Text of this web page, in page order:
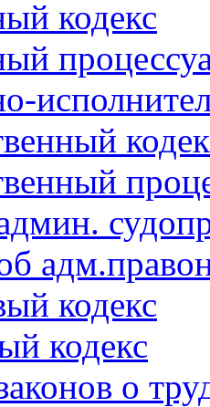
кодекс
кодекс
кодекс
о